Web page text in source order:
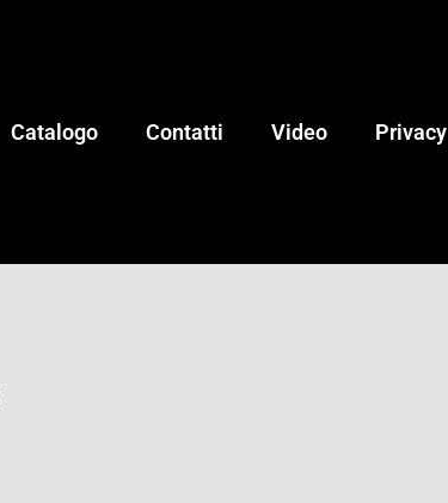
Catalogo Contatti Video Privacy